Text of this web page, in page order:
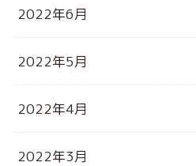
2022年6月
2022年5月
2022年4月
2022年3月